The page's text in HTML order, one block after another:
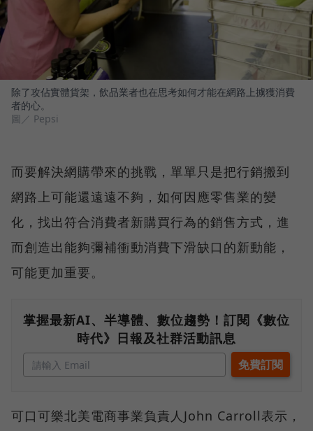
除了攻佔實體貨架，飲品業者也在思考如何才能在網路上擄獲消費
者的心。
圖／ Pepsi
而要解決網購帶來的挑戰，單單只是把行銷搬到
網路上可能還遠遠不夠，如何因應零售業的變
化，找出符合消費者新購買行為的銷售方式，進
而創造出能夠彌補衝動消費下滑缺口的新動能，
可能更加重要。
掌握最新AI、半導體、數位趨勢！訂閱《數位
時代》日報及社群活動訊息
可口可樂北美電商事業負責人John Carroll表示，